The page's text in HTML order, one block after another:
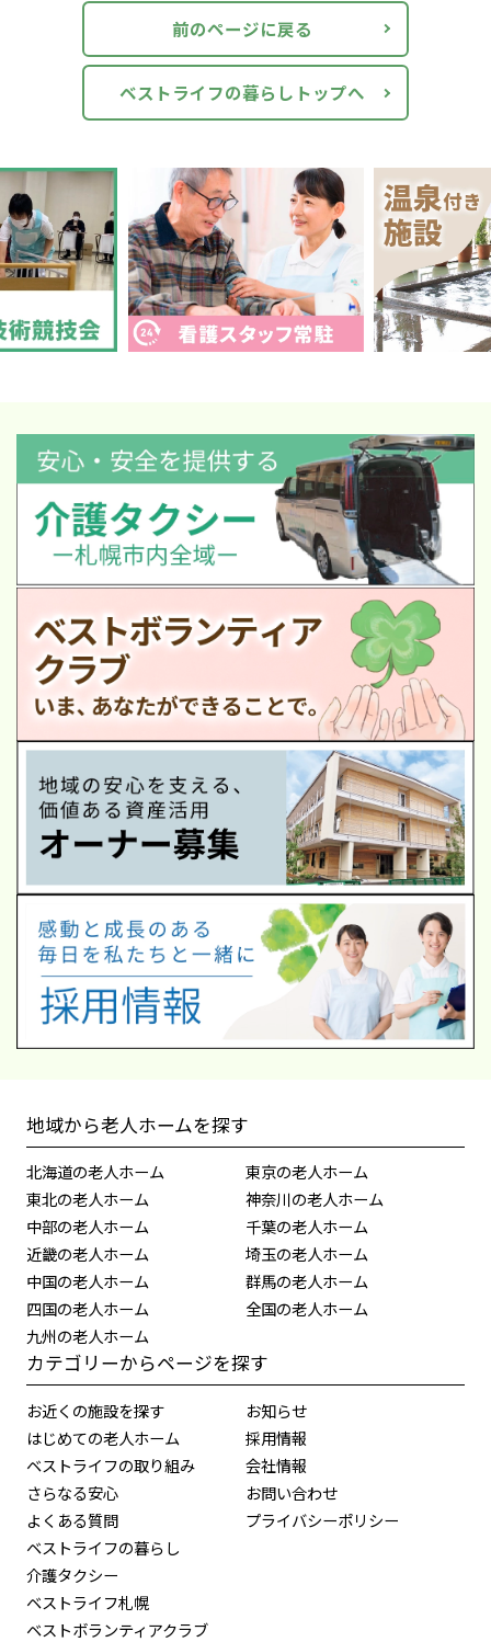
前のページに戻る
ベストライフの暮らしトップへ
地域から老人ホームを探す
北海道の老人ホーム
東北の老人ホーム
中部の老人ホーム
近畿の老人ホーム
中国の老人ホーム
四国の老人ホーム
九州の老人ホーム
東京の老人ホーム
神奈川の老人ホーム
千葉の老人ホーム
埼玉の老人ホーム
群馬の老人ホーム
全国の老人ホーム
カテゴリーからページを探す
お近くの施設を探す
はじめての老人ホーム
ベストライフの取り組み
さらなる安心
よくある質問
ベストライフの暮らし
介護タクシー
ベストライフ札幌
ベストボランティアクラブ
お知らせ
採用情報
会社情報
お問い合わせ
プライバシーポリシー